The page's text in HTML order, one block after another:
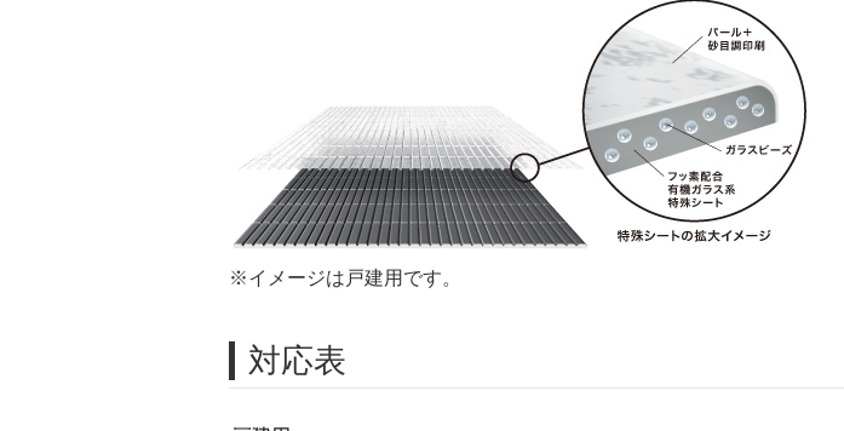
※イメージは戸建用です。
対応表